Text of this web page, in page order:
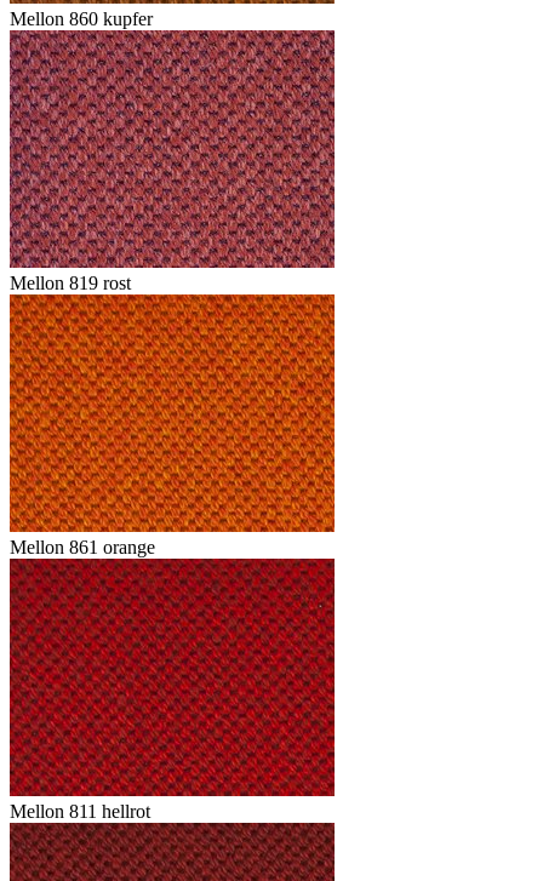
Mellon 860 kupfer
Mellon 819 rost
Mellon 861 orange
Mellon 811 hellrot